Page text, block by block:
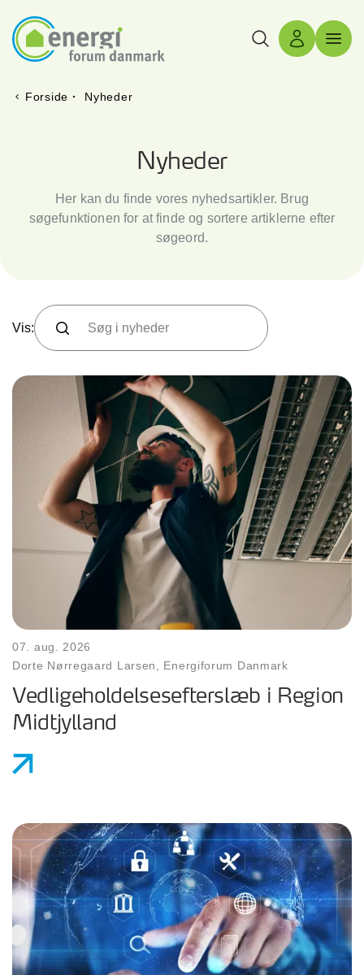
Søg Log ind
Forside · Nyheder
Nyheder
Her kan du finde vores nyhedsartikler. Brug
søgefunktionen for at finde og sortere artiklerne efter
søgeord.
Vis:
Søg i kommende events
Søg
07. aug. 2026
Dorte Nørregaard Larsen, Energiforum Danmark
Vedligeholdelsesefterslæb i Region
Midtjylland